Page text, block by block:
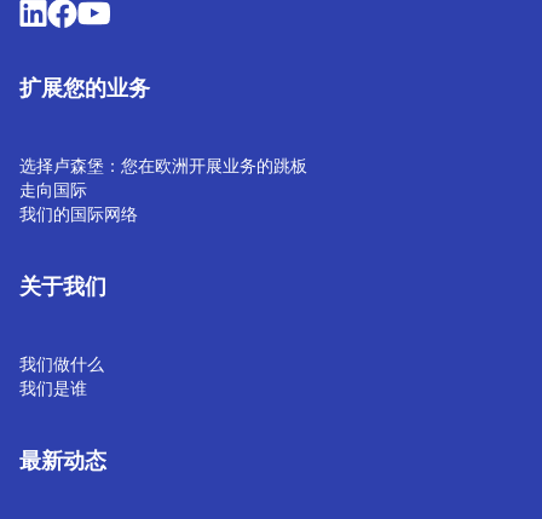
扩展您的业务
选择卢森堡：您在欧洲开展业务的跳板
走向国际
我们的国际网络
关于我们
我们做什么
我们是谁
最新动态